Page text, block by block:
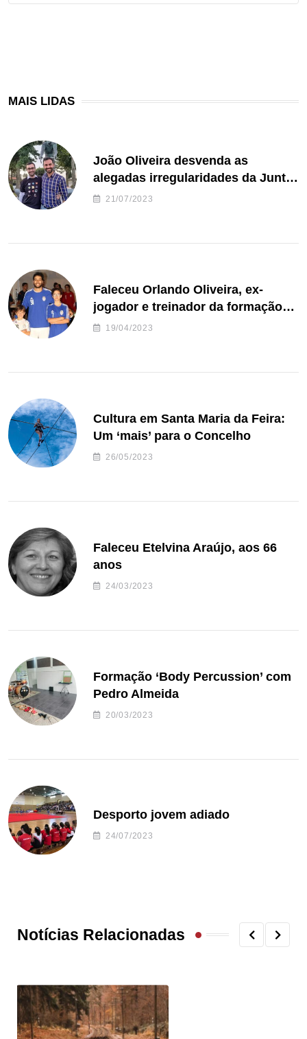
MAIS LIDAS
João Oliveira desvenda as
alegadas irregularidades da Junta
de Freguesia S. João de Ver
21/07/2023
Faleceu Orlando Oliveira, ex-
jogador e treinador da formação
de andebol do Feirense
19/04/2023
Cultura em Santa Maria da Feira:
Um ‘mais’ para o Concelho
26/05/2023
Faleceu Etelvina Araújo, aos 66
anos
24/03/2023
Formação ‘Body Percussion’ com
Pedro Almeida
20/03/2023
Desporto jovem adiado
24/07/2023
Notícias Relacionadas